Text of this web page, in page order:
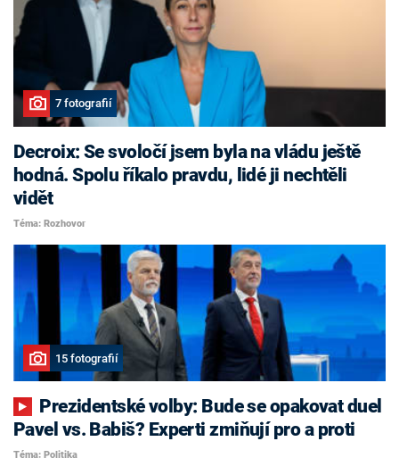
7 fotografií
Decroix: Se svoločí jsem byla na vládu ještě
hodná. Spolu říkalo pravdu, lidé ji nechtěli
vidět
Téma: Rozhovor
15 fotografií
Pavel vs. Babiš? Experti zmiňují pro a proti
Téma: Politika